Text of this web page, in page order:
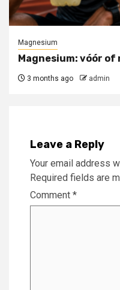
Magnesium
Magnesium: vóór of
3 months ago admin
Leave a Reply
Your email address
Required fields are
Comment *